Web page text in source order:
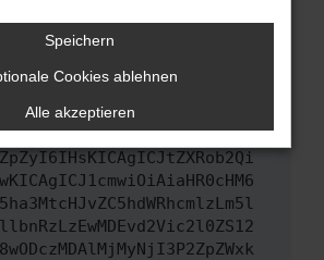
Problem zu beheben. Du kannst
zu unterstützen:
Speichern
Cookies ablehnen
Alle akzeptieren